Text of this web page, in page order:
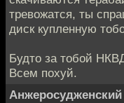
тревожатся, ты
диск купленную
Будто за тобой
Всем похуй.
Анжеросудженский